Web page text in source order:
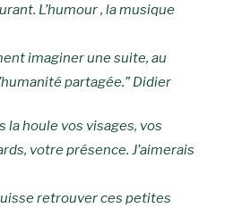
L’humour , la musique
imaginer une suite, au
partagée.” Didier
la houle vos visages, vos
votre présence. J’aimerais
retrouver ces petites